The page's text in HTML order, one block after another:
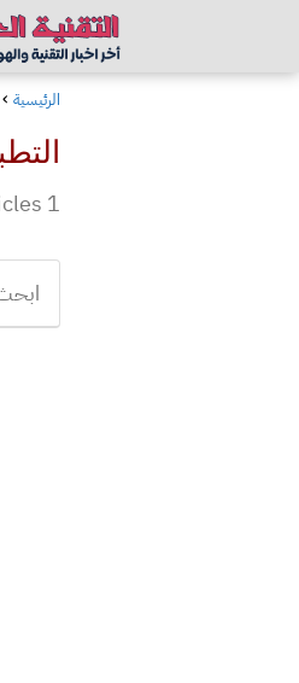
الرئيسية
1 articles